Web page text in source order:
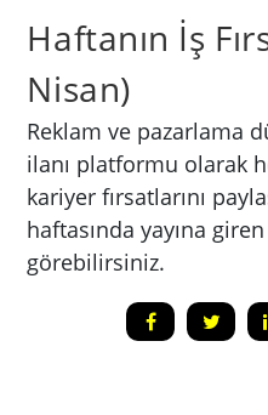
Haftanın İş
Nisan)
Reklam ve pazarlama
ilanı platformu olarak
kariyer fırsatlarını
haftasında yayına
görebilirsiniz.